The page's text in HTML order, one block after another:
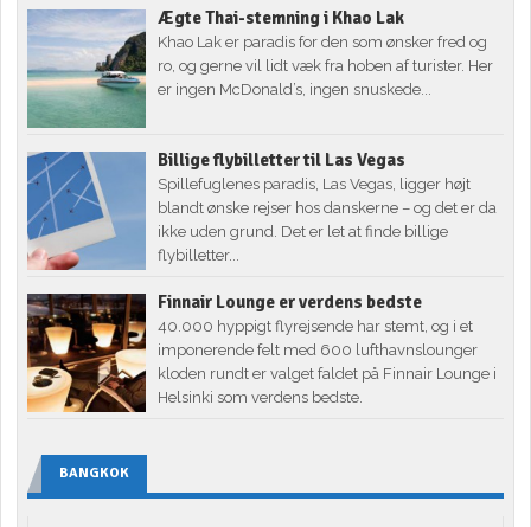
Ægte Thai-stemning i Khao Lak
Khao Lak er paradis for den som ønsker fred og
ro, og gerne vil lidt væk fra hoben af turister. Her
er ingen McDonald’s, ingen snuskede...
Billige flybilletter til Las Vegas
Spillefuglenes paradis, Las Vegas, ligger højt
blandt ønske rejser hos danskerne – og det er da
ikke uden grund. Det er let at finde billige
flybilletter...
Finnair Lounge er verdens bedste
40.000 hyppigt flyrejsende har stemt, og i et
imponerende felt med 600 lufthavnslounger
kloden rundt er valget faldet på Finnair Lounge i
Helsinki som verdens bedste.
BANGKOK